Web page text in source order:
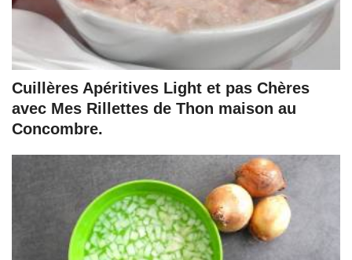
Cuillères Apéritives Light et pas Chères
avec Mes Rillettes de Thon maison au
Concombre.